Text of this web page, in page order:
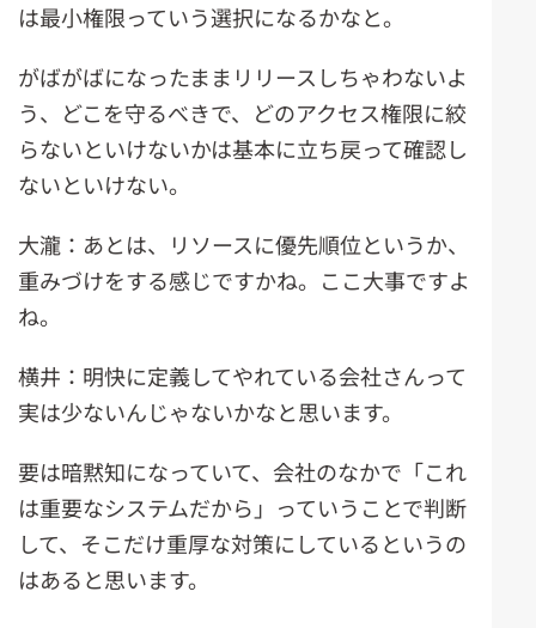
は最小権限っていう選択になるかなと。
がばがばになったままリリースしちゃわないよ
う、どこを守るべきで、どのアクセス権限に絞
らないといけないかは基本に立ち戻って確認し
ないといけない。
大瀧：あとは、リソースに優先順位というか、
重みづけをする感じですかね。ここ大事ですよ
ね。
横井：明快に定義してやれている会社さんって
実は少ないんじゃないかなと思います。
要は暗黙知になっていて、会社のなかで「これ
は重要なシステムだから」っていうことで判断
して、そこだけ重厚な対策にしているというの
はあると思います。